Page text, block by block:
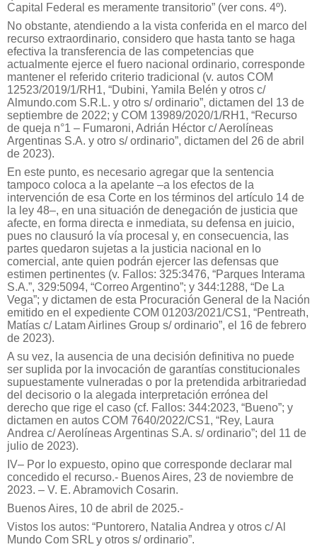
Capital Federal es meramente transitorio” (ver cons. 4º).
No obstante, atendiendo a la vista conferida en el marco del
recurso extraordinario, considero que hasta tanto se haga
efectiva la transferencia de las competencias que
actualmente ejerce el fuero nacional ordinario, corresponde
mantener el referido criterio tradicional (v. autos COM
12523/2019/1/RH1, “Dubini, Yamila Belén y otros c/
Almundo.com S.R.L. y otro s/ ordinario”, dictamen del 13 de
septiembre de 2022; y COM 13989/2020/1/RH1, “Recurso
de queja n°1 – Fumaroni, Adrián Héctor c/ Aerolíneas
Argentinas S.A. y otro s/ ordinario”, dictamen del 26 de abril
de 2023).
En este punto, es necesario agregar que la sentencia
tampoco coloca a la apelante –a los efectos de la
intervención de esa Corte en los términos del artículo 14 de
la ley 48–, en una situación de denegación de justicia que
afecte, en forma directa e inmediata, su defensa en juicio,
pues no clausuró la vía procesal y, en consecuencia, las
partes quedaron sujetas a la justicia nacional en lo
comercial, ante quien podrán ejercer las defensas que
estimen pertinentes (v. Fallos: 325:3476, “Parques Interama
S.A.”, 329:5094, “Correo Argentino”; y 344:1288, “De La
Vega”; y dictamen de esta Procuración General de la Nación
emitido en el expediente COM 01203/2021/CS1, “Pentreath,
Matías c/ Latam Airlines Group s/ ordinario”, el 16 de febrero
de 2023).
A su vez, la ausencia de una decisión definitiva no puede
ser suplida por la invocación de garantías constitucionales
supuestamente vulneradas o por la pretendida arbitrariedad
del decisorio o la alegada interpretación errónea del
derecho que rige el caso (cf. Fallos: 344:2023, “Bueno”; y
dictamen en autos COM 7640/2022/CS1, “Rey, Laura
Andrea c/ Aerolíneas Argentinas S.A. s/ ordinario”; del 11 de
julio de 2023).
IV– Por lo expuesto, opino que corresponde declarar mal
concedido el recurso.- Buenos Aires, 23 de noviembre de
2023. – V. E. Abramovich Cosarin.
Buenos Aires, 10 de abril de 2025.-
Vistos los autos: “Puntorero, Natalia Andrea y otros c/ Al
Mundo Com SRL y otros s/ ordinario”.